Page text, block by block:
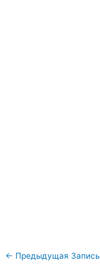
← Предыдущая Запись